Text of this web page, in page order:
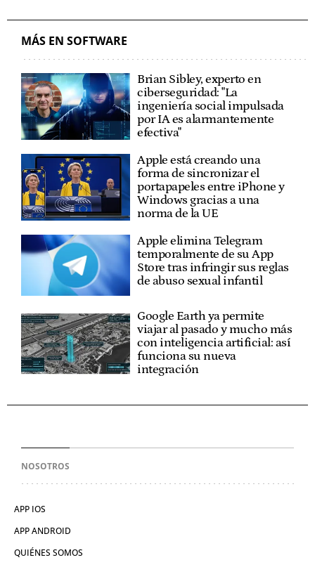
MÁS EN SOFTWARE
Brian Sibley, experto en
ciberseguridad: "La
ingeniería social impulsada
por IA es alarmantemente
efectiva"
Apple está creando una
forma de sincronizar el
portapapeles entre iPhone y
Windows gracias a una
norma de la UE
Apple elimina Telegram
temporalmente de su App
Store tras infringir sus reglas
de abuso sexual infantil
Google Earth ya permite
viajar al pasado y mucho más
con inteligencia artificial: así
funciona su nueva
integración
NOSOTROS
APP IOS
APP ANDROID
QUIÉNES SOMOS